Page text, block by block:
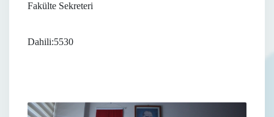
Fakülte Sekreteri
Dahili:5530